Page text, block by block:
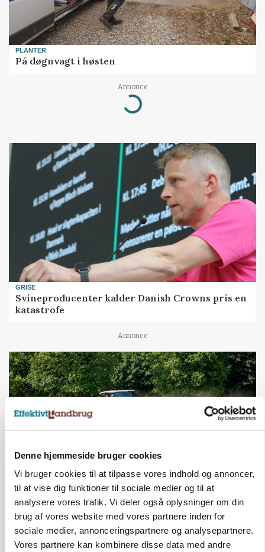
Denne hjemmeside bruger cookies
Vi bruger cookies til at tilpasse vores indhold og annoncer,
til at vise dig funktioner til sociale medier og til at
analysere vores trafik. Vi deler også oplysninger om din
brug af vores website med vores partnere inden for
sociale medier, annonceringspartnere og analysepartnere.
Vores partnere kan kombinere disse data med andre
PLANTER
På døgnvagt i høsten
Annonce
Loading...
GRISE
Svineproducenter kalder Danish Crowns pris en
katastrofe
Annonce
Forserie til selvkørende skårlægger afprøves i år
Annonce